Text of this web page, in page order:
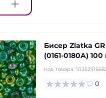
Бисер Zlatka GR
(0161-0180A)
Код товара:
0